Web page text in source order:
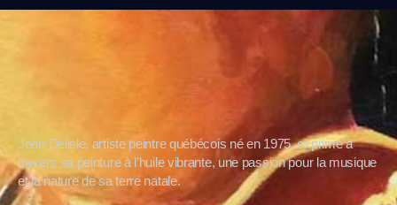
Jean Delisle, artiste peintre québécois né en 1975, exprime à
travers sa peinture à l’huile vibrante, une passion pour la musique
et la nature de sa terre natale.